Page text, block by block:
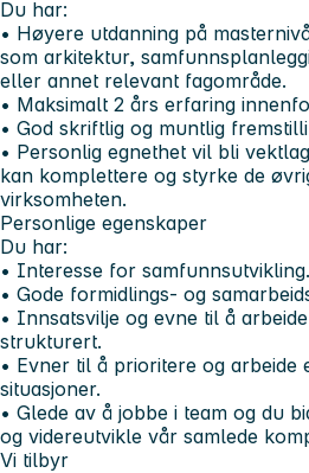
Du har:
• Høyere utdanning på
som arkitektur,
eller annet relevant fagområde.
• Maksimalt 2 års erfaring
• God skriftlig og muntlig
• Personlig egnethet vil bli
kan komplettere og styrke de
virksomheten.
Personlige egenskaper
Du har:
• Interesse for samfunnsutvikling.
• Gode formidlings- og
• Innsatsvilje og evne til å
strukturert.
• Evner til å prioritere og arbeide
situasjoner.
• Glede av å jobbe i team og du
og videreutvikle vår samlede
Vi tilbyr